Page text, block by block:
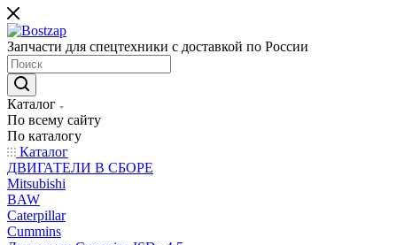
Запчасти для спецтехники с доставкой по России
Каталог
По всему сайту
По каталогу
Каталог
ДВИГАТЕЛИ В СБОРЕ
Mitsubishi
BAW
Caterpillar
Cummins